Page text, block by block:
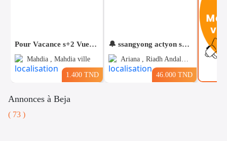
Voitures
Pour Vacance s+2 Vue Mer en plein Zone Touristique Mahdia
Mahdia , Mahdia ville
1.400 TND
🔔 ssangyong actyon sports 4wd
Ariana , Riadh Andalous
46.000 TND
Annonces à Beja
( 73 )